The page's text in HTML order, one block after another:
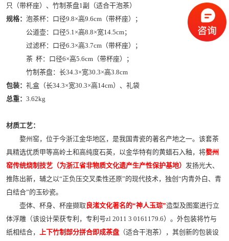
只（带杯座）、竹制茶盘1副（适合干泡茶）
规格： 泡茶杯：口径9.8×高9.6cm（带杯座）；
公道壶：口径5.1×高8.8×宽14.5cm；
过滤杯：口径6.3×高3.7cm（带杯座）；
茶 杯：口径6×高5.6cm（带杯座）；
竹制茶盘：长34.3×宽30.3×高3.8cm
包装： 礼盒（长34.3×宽30.3×高14cm）、礼袋
总重： 3.62kg
材质工艺：
婺州窑，位于今浙江金华地区，是我国青瓷的著名产地之一。该套茶
具精选优质甲等高岭土和高纯度石英，以金华特有的黄蜡石入釉，将婺州
窑传统烧制技艺（为浙江省非物质文化遗产生产性保护基地） 发扬光大、
推陈出新，辅之以“正负压交叉柔性还原”的现代技术，独创“内青外白、青
白结合”的玉砂瓷。
壶体、杯身、杯座撷取 良渚文化著名的“神人玉琮”造型及图案进行立
体浮雕（该设计荣获专利，专利号zl 2011 3 0161179.6）。外包装将竹与
纸相结合， 上下竹制部分拼合即成茶盘 （适合干泡茶），其创新的包装设